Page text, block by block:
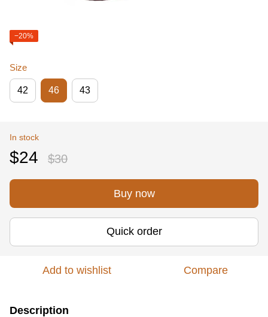
−20%
Size
42 46 43
In stock
$24 $30
Buy now
Quick order
Add to wishlist Compare
Description